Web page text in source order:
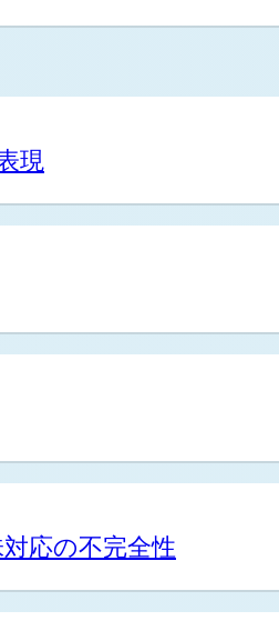
現
応の不完全性